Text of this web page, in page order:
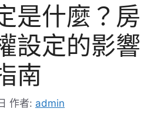
是什麼？房
設定的影響
南
作者: admin